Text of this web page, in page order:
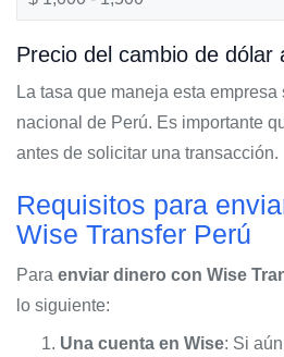
Precio del cambio de dólar
La tasa que maneja esta
nacional de Perú. Es importante
antes de solicitar una transacción.
Requisitos para
Wise Transfer Perú
Para enviar dinero con Wise
lo siguiente:
Una cuenta en Wise: Si